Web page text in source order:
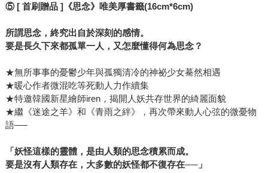
⑤ [ 首刷贈品 ]《思念》唯美厚書籤(16cm*6cm)
所謂思念，終究出自於深刻的感情。
要是長久下來都孤單一人，又怎麼懂得何為思念？
★無所事事的憂鬱少年與孤獨清冷的神祕少女驀然相遇
★暖心作者微混吃等死動人力作續集
★特邀韓國新星繪師iren，揭開人妖共存世界的綺麗面貌
★繼《迷途之羊》和《青雨之絆》，再次帶來動人心弦的微憂物
語──
「妖怪這樣的靈體，是由人類的思念積累而成。
要是沒有人類存在，大多數的妖怪都不復存在──」